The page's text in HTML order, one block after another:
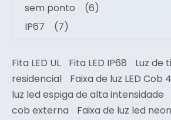
sem ponto
(6)
IP67
(7)
Fita LED UL Fita LED IP68
Luz de
residencial
Faixa de luz LED Cob
luz led espiga de alta intensidade
cob externa
Faixa de luz led